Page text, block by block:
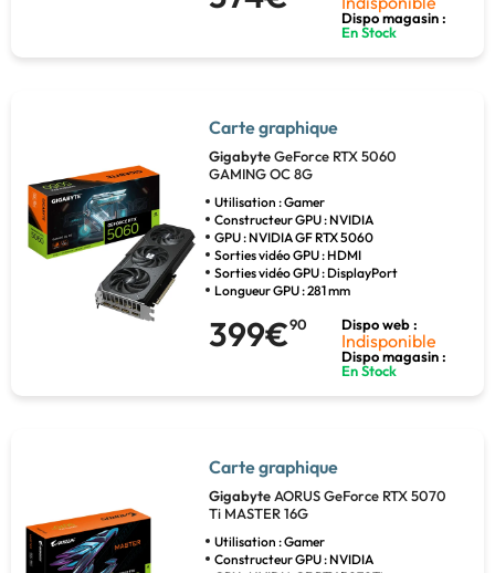
Dispo magasin :
En Stock
Carte graphique
GigabyteGeForce RTX 5060
GAMING OC 8G
Utilisation : Gamer
Constructeur GPU : NVIDIA
GPU : NVIDIA GF RTX 5060
Sorties vidéo GPU : HDMI
Sorties vidéo GPU : DisplayPort
Longueur GPU : 281 mm
399€90 Dispo web :
Indisponible
Dispo magasin :
En Stock
Carte graphique
Gigabyte AORUS GeForce RTX 5070
Ti MASTER 16G
Utilisation : Gamer
Constructeur GPU : NVIDIA